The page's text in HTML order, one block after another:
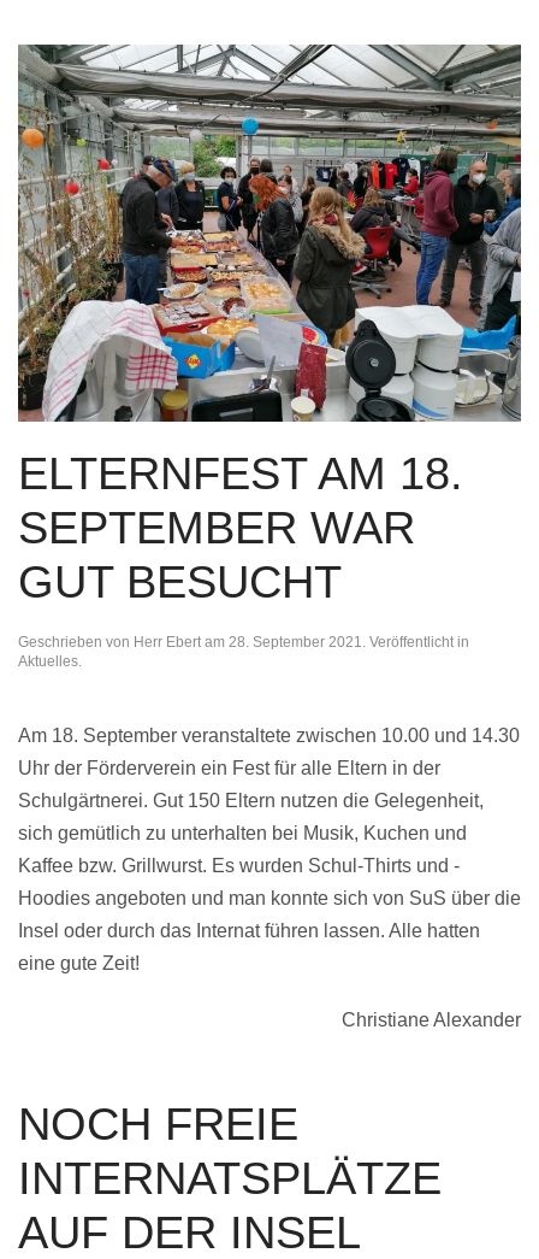
ELTERNFEST AM 18.
SEPTEMBER WAR
GUT BESUCHT
Geschrieben von Herr Ebertam 28. September 2021. Veröffentlicht in
Aktuelles.
Am 18. September veranstaltete zwischen 10.00 und 14.30
Uhr der Förderverein ein Fest für alle Eltern in der
Schulgärtnerei. Gut 150 Eltern nutzen die Gelegenheit,
sich gemütlich zu unterhalten bei Musik, Kuchen und
Kaffee bzw. Grillwurst. Es wurden Schul-Thirts und -
Hoodies angeboten und man konnte sich von SuS über die
Insel oder durch das Internat führen lassen. Alle hatten
eine gute Zeit!
Christiane Alexander
NOCH FREIE
INTERNATSPLÄTZE
AUF DER INSEL